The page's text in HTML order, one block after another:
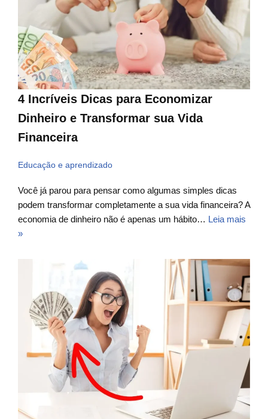
4 Incríveis Dicas para Economizar
Dinheiro e Transformar sua Vida
Financeira
Educação e aprendizado
Você já parou para pensar como algumas simples dicas
podem transformar completamente a sua vida financeira? A
economia de dinheiro não é apenas um hábito… Leia mais
»